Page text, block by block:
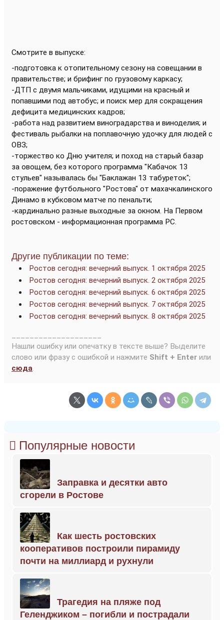
Смотрите в выпуске:
-подготовка к отопительному сезону на совещании в
правительстве; и брифинг по грузовому каркасу;
-ДТП с двумя мальчиками, идущими на красный и
попавшими под автобус; и поиск мер для сокращения
дефицита медицинских кадров;
-работа над развитием виноградарства и виноделия; и
фестиваль рыбалки на поплавочную удочку для людей с
ОВЗ;
-торжество ко Дню учителя; и поход на старый базар
за овощем, без которого программа "Кабачок 13
стульев" называлась бы "Баклажан 13 табуреток";
-поражение футбольного "Ростова" от махачкалинского
Динамо в кубковом матче по пенальти;
-кардинально разные выходные за окном. На Первом
ростовском - информационная программа РС.
Другие публикации по теме:
Ростов сегодня: вечерний выпуск. 1 октября 2025
Ростов сегодня: вечерний выпуск. 2 октября 2025
Ростов сегодня: вечерний выпуск. 6 октября 2025
Ростов сегодня: вечерний выпуск. 7 октября 2025
Ростов сегодня: вечерний выпуск. 8 октября 2025
Нашли ошибку или опечатку в тексте выше? Выделите
слово или фразу с ошибкой и нажмите Shift + Enter или
сюда.
Популярные новости
Заправка и десятки авто
сгорели в Ростове
Как шесть ростовских
кооперативов построили пирамиду
почти на миллиард и рухнули
Трагедия на пляже под
Геленджиком – погибли и пострадали